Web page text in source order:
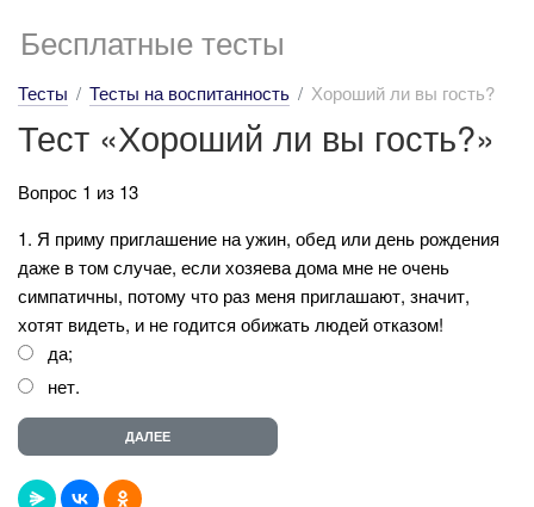
Бесплатные тесты
Тесты Тесты на воспитанность Хороший ли вы гость?
Тест «Хороший ли вы гость?»
Вопрос 1 из 13
1. Я приму приглашение на ужин, обед или день рождения
даже в том случае, если хозяева дома мне не очень
симпатичны, потому что раз меня приглашают, значит,
хотят видеть, и не годится обижать людей отказом!
да;
нет.